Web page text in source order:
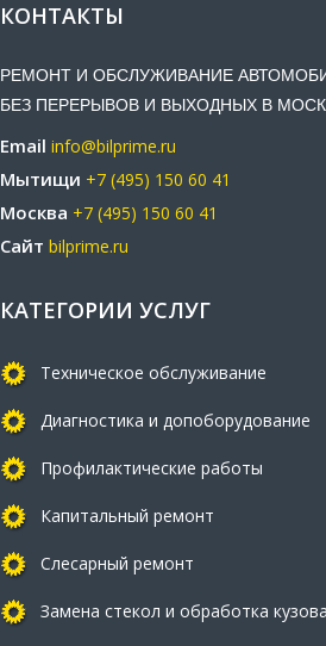
КОНТАКТЫ
РЕМОНТ И ОБСЛУЖИВАНИЕ
БЕЗ ПЕРЕРЫВОВ И ВЫХОДНЫХ В
Email info@bilprime.ru
Мытищи +7 (495) 150 60 41
Москва +7 (495) 150 60 41
Сайт bilprime.ru
КАТЕГОРИИ УСЛУГ
Техническое обслуживание
Диагностика и допоборудование
Профилактические работы
Капитальный ремонт
Слесарный ремонт
Замена стекол и обработка кузова